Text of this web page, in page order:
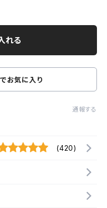
れる
お気に入り
通報する
(420)